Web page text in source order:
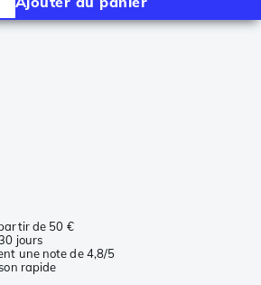
de 50 €
jours
une note de 4,8/5
rapide